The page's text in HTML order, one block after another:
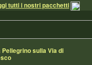
tutti i nostri pacchetti
sulla Via di